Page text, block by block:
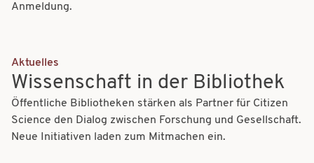
Anmeldung.
Aktuelles
Wissenschaft in der Bibliothek
Öffentliche Bibliotheken stärken als Partner für Citizen
Science den Dialog zwischen Forschung und Gesellschaft.
Neue Initiativen laden zum Mitmachen ein.